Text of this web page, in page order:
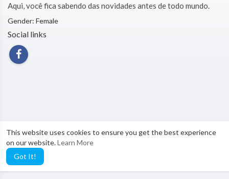
This website uses cookies to ensure you get the best experience
on our website.Learn More
Got It!
Aqui, você fica sabendo das novidades antes de todo mundo.
Gender: Female
Social links